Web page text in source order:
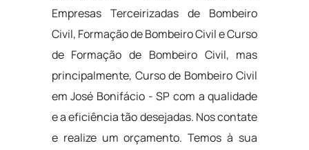
Empresas Terceirizadas de Bombeiro
Civil, Formação de Bombeiro Civil e Curso
de Formação de Bombeiro Civil, mas
principalmente, Curso de Bombeiro Civil
em José Bonifácio - SP com a qualidade
e a eficiência tão desejadas. Nos contate
e realize um orçamento. Temos à sua